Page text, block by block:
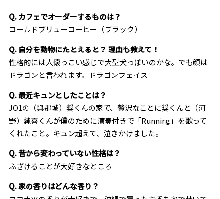
Q. カフェでオーダーするものは？
コールドブリューコーヒー（ブラック）
Q. 自分を動物にたとえると？ 理由も教えて！
性格的には人懐っこい感じで大型犬っぽいのかな。でも顔は
ドラゴンと言われます。ドラゴンフェイス
Q. 最近キュンとしたことは？
JO1の（與那城）奨くんの家で、贅沢なことに奨くんと（河
野）純喜くんが僕のために演奏付きで「Running」を歌って
くれたこと。キュン超えて、泣きかけました。
Q. 昔から変わっていない性格は？
ふざけることが大好きなところ
Q. 家の香りはどんな香り？